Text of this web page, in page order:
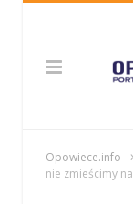
Opowiece.info
nie zmieścimy